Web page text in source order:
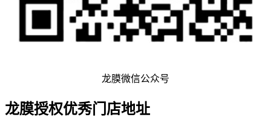
龙膜微信公众号
龙膜授权优秀门店地址